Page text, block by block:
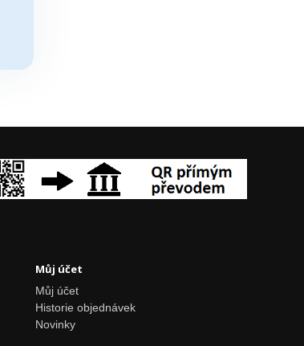
Můj účet
Můj účet
Historie objednávek
Novinky